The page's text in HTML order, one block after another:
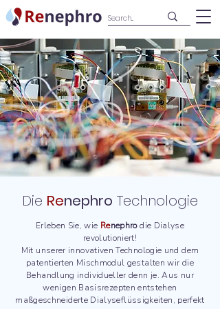
Die Renephro Technologie
Erleben Sie, wie Renephrodie Dialyse
revolutioniert!
Mit unserer innovativen Technologie und dem
patentierten Mischmodul gestalten wir die
Behandlung individueller denn je. Aus nur
wenigen Basisrezepten entstehen
maßgeschneiderte Dialyseflüssigkeiten, perfekt